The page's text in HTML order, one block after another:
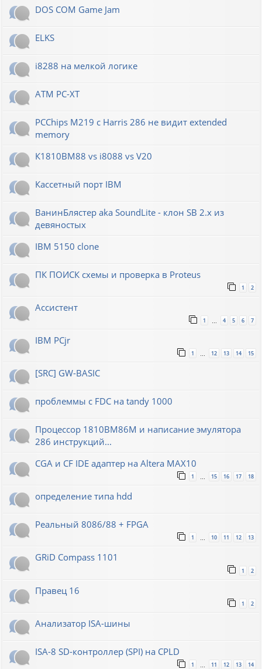
DOS COM Game Jam
ELKS
i8288 на мелкой логике
ATM PC-XT
PCChips M219 с Harris 286 не видит extended
memory
К1810ВМ88 vs i8088 vs V20
Кассетный порт IBM
ВанинБлястер aka SoundLite - клон SB 2.x из
девяностых
IBM 5150 clone
ПК ПОИСК схемы и проверка в Proteus
1 2
Ассистент
1 … 4 5 6 7
IBM PCjr
1 … 12 13 14 15
[SRC] GW-BASIC
проблеммы с FDC на tandy 1000
Процессор 1810ВМ86М и написание эмулятора
286 инструкций...
CGA и CF IDE адаптер на Altera MAX10
1 … 15 16 17 18
определение типа hdd
Реальный 8086/88 + FPGA
1 … 10 11 12 13
GRiD Compass 1101
1 2
Правец 16
1 2
Анализатор ISA-шины
ISA-8 SD-контроллер (SPI) на CPLD
1 11 12 13 14